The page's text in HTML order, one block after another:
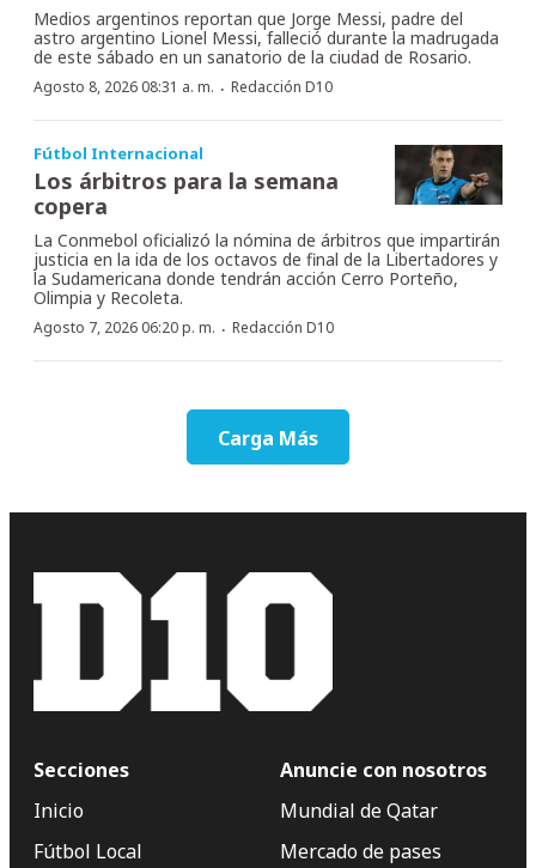
Medios argentinos reportan que Jorge Messi, padre del
astro argentino Lionel Messi, falleció durante la madrugada
de este sábado en un sanatorio de la ciudad de Rosario.
Agosto 8, 2026 08:31 a. m. · Redacción D10
Fútbol Internacional
Los árbitros para la semana
copera
La Conmebol oficializó la nómina de árbitros que impartirán
justicia en la ida de los octavos de final de la Libertadores y
la Sudamericana donde tendrán acción Cerro Porteño,
Olimpia y Recoleta.
Agosto 7, 2026 06:20 p. m. · Redacción D10
Carga Más
Secciones
Inicio
Fútbol Local
Anuncie con nosotros
Mundial de Qatar
Mercado de pases